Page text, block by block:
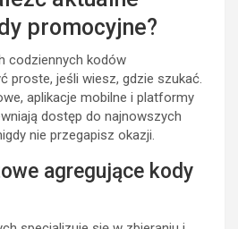
promocyjne?
codziennych kodów
proste, jeśli wiesz, gdzie szukać.
aplikacje mobilne i platformy
dostęp do najnowszych
nie przegapisz okazji.
agregujące kody